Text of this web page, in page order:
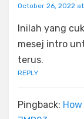
October 26, 2022
Inilah yang
mesej intro
terus.
REPLY
Pingback: